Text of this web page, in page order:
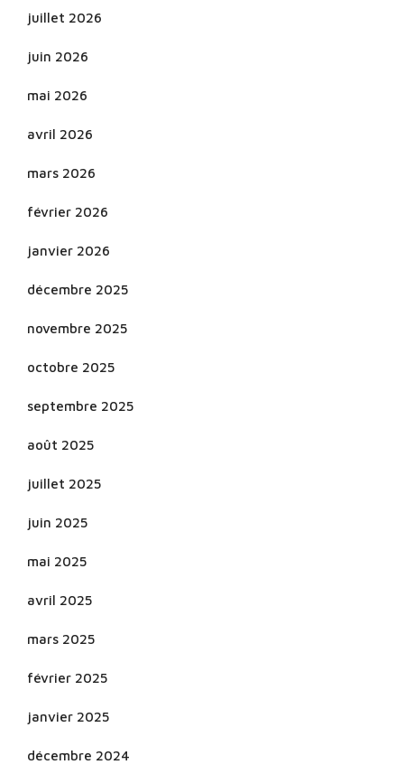
juillet 2026
juin 2026
mai 2026
avril 2026
mars 2026
février 2026
janvier 2026
décembre 2025
novembre 2025
octobre 2025
septembre 2025
août 2025
juillet 2025
juin 2025
mai 2025
avril 2025
mars 2025
février 2025
janvier 2025
décembre 2024